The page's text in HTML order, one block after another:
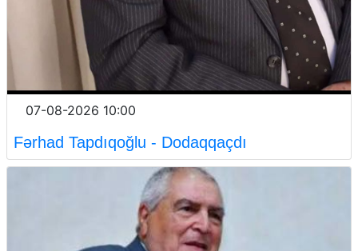
07-08-2026 10:00
Fərhad Tapdıqoğlu - Dodaqqaçdı